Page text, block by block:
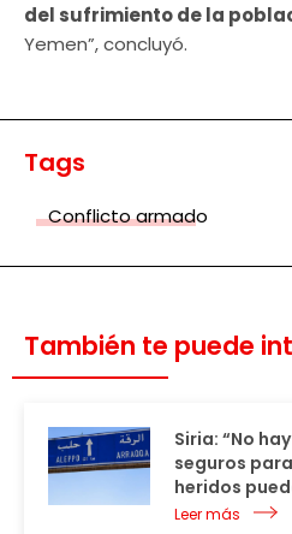
del sufrimiento de la
Yemen”, concluyó.
Tags
Conflicto armado
También te puede
Siria: “No
seguros
heridos
Leer más